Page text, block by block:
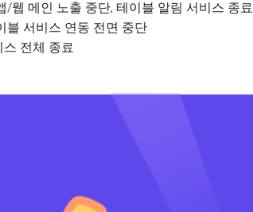
/웹 메인 노출 중단, 테이블 알림 서비스 종료
블 서비스 연동 전면 중단
스 전체 종료